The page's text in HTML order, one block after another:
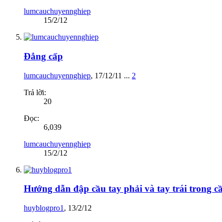
lumcauchuyennghiep
15/2/12
Đẳng cấp
lumcauchuyennghiep, 17/12/11 ... 2
Trả lời:
20
Đọc:
6,039
lumcauchuyennghiep
15/2/12
Hướng dẫn đập cầu tay phải và tay trái trong
huyblogpro1 , 13/2/12